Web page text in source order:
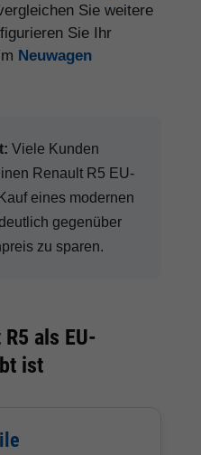
Sie weitere
Sie Ihr
Neuwagen
Viele Kunden
Renault R5 EU-
eines modernen
gegenüber
zu sparen.
als EU-
ist